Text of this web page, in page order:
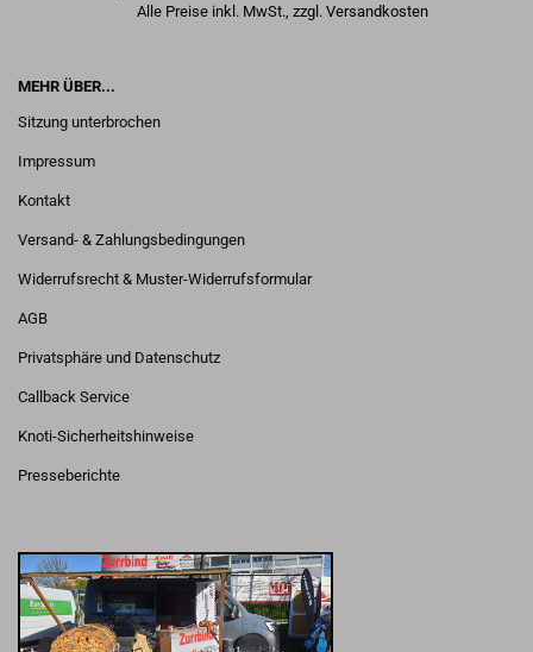
Alle Preise inkl. MwSt., zzgl. Versandkosten
MEHR ÜBER...
Sitzung unterbrochen
Impressum
Kontakt
Versand- & Zahlungsbedingungen
Widerrufsrecht & Muster-Widerrufsformular
AGB
Privatsphäre und Datenschutz
Callback Service
Knoti-Sicherheitshinweise
Presseberichte